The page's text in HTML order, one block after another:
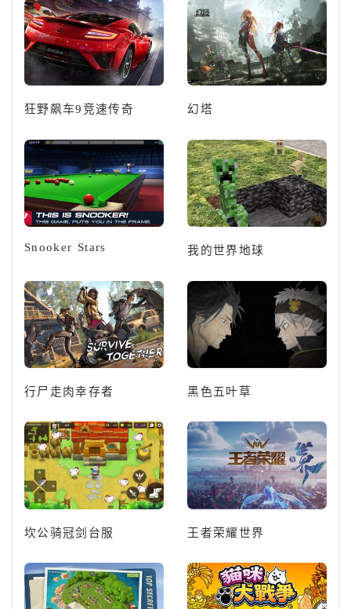
狂野飙车9竞速传奇 幻塔
Snooker Stars 我的世界地球
行尸走肉幸存者 黑色五叶草
坎公骑冠剑台服 王者荣耀世界